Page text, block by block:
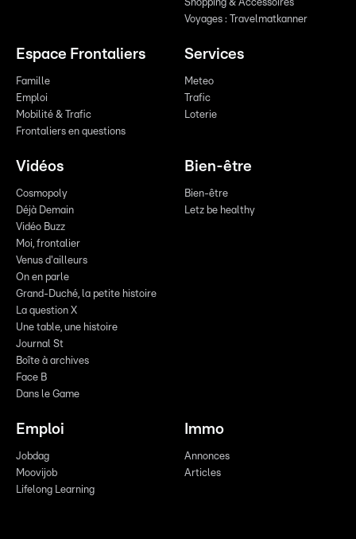
Shopping & Accessoires
Voyages : Travelmatkanner
Espace Frontaliers
Famille
Emploi
Mobilité & Trafic
Frontaliers en questions
Services
Meteo
Trafic
Loterie
Vidéos
Cosmopoly
Déjà Demain
Vidéo Buzz
Moi, frontalier
Venus d'ailleurs
On en parle
Grand-Duché, la petite histoire
La question X
Une table, une histoire
Journal St
Boîte à archives
Face B
Dans le Game
Bien-être
Bien-être
Letz be healthy
Emploi
Jobdag
Moovijob
Lifelong Learning
Immo
Annonces
Articles